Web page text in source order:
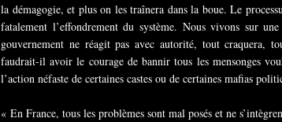
la démagogie, et plus on les traînera dans la boue. Le
fatalement l’effondrement du système. Nous vivons sur
gouvernement ne réagit pas avec autorité, tout craquera,
faudrait-il avoir le courage de bannir tous les mensonges
l’action néfaste de certaines castes ou de certaines mafias
« En France, tous les problèmes sont mal posés et ne